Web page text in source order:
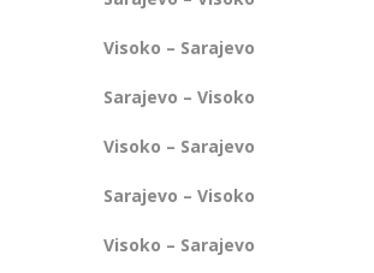
Visoko – Sarajevo
Sarajevo – Visoko
Visoko – Sarajevo
Sarajevo – Visoko
Visoko – Sarajevo